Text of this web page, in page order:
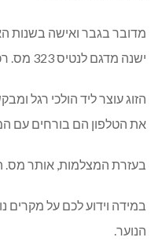
מדובר בגבר ואישה בשנות
ישנה מדגם לנטיס 323 מס. רכב 74-710-27.
הזוג עוצר ליד הולכי רגל
את הטלפון הם בורחים עם
בעזרת המצלמות, אותר מס.
במידה וידוע לכם על מקרים
הנוער.